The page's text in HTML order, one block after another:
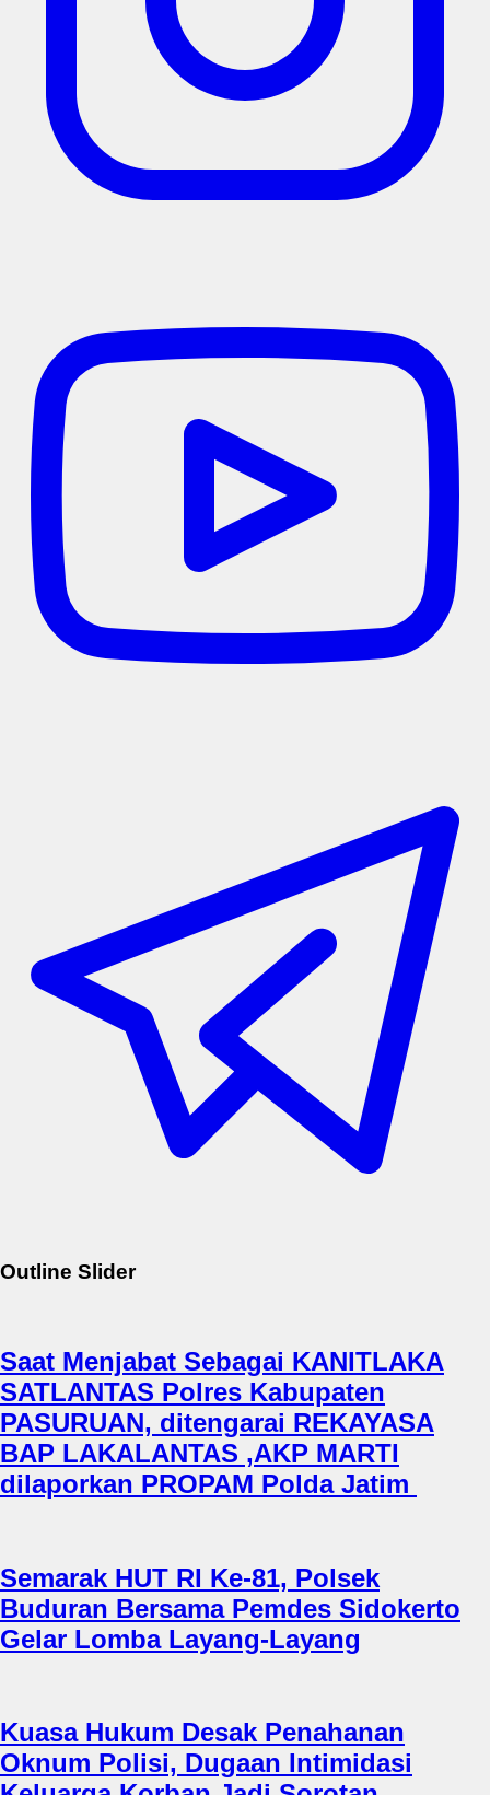
Outline Slider
Saat Menjabat Sebagai KANITLAKA
SATLANTAS Polres Kabupaten
PASURUAN, ditengarai REKAYASA
BAP LAKALANTAS ,AKP MARTI
dilaporkan PROPAM Polda Jatim
Semarak HUT RI Ke-81, Polsek
Buduran Bersama Pemdes Sidokerto
Gelar Lomba Layang-Layang
Kuasa Hukum Desak Penahanan
Oknum Polisi, Dugaan Intimidasi